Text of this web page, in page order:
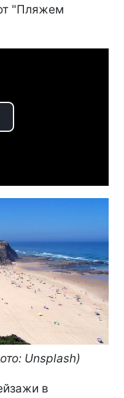
"Пляжем
Unsplash)
в